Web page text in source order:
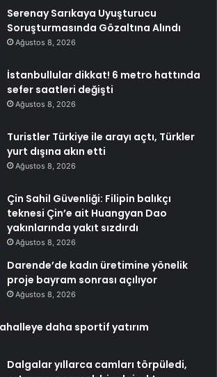
Serenay Sarıkaya Uyuşturucu
Soruşturmasında Gözaltına Alındı
Ağustos 8, 2026
İstanbullular dikkat! 6 metro hattında
sefer saatleri değişti
Ağustos 8, 2026
Turistler Türkiye ile arayı açtı, Türkler
yurt dışına akın etti
Ağustos 8, 2026
Çin Sahil Güvenliği: Filipin balıkçı
teknesi Çin’e ait Huangyan Dao
yakınlarında yakıt sızdırdı
Ağustos 8, 2026
Darende’de kadın üretimine yönelik
proje bayram sonrası açılıyor
Ağustos 8, 2026
daha sportif yatırım
Dalgalar yıllarca camları törpüledi,